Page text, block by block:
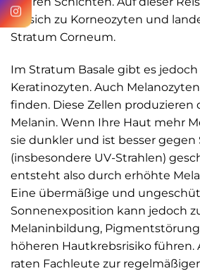
sie sich zu Korneozyten und
Stratum Corneum.
Im Stratum Basale gibt es
Keratinozyten. Auch
finden. Diese Zellen produzieren
Melanin. Wenn Ihre Haut mehr
sie dunkler und ist besser
(insbesondere UV-Strahlen)
entsteht also durch erhöhte
Eine übermäßige und
Sonnenexposition kann jedoch
Melaninbildung,
höheren Hautkrebsrisiko führen.
raten Fachleute zur